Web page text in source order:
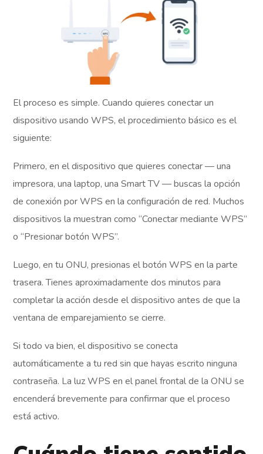
El proceso es simple. Cuando quieres conectar un
dispositivo usando WPS, el procedimiento básico es el
siguiente:
Primero, en el dispositivo que quieres conectar — una
impresora, una laptop, una Smart TV — buscas la opción
de conexión por WPS en la configuración de red. Muchos
dispositivos la muestran como “Conectar mediante WPS”
o “Presionar botón WPS”.
Luego, en tu ONU, presionas el botón WPS en la parte
trasera. Tienes aproximadamente dos minutos para
completar la acción desde el dispositivo antes de que la
ventana de emparejamiento se cierre.
Si todo va bien, el dispositivo se conecta
automáticamente a tu red sin que hayas escrito ninguna
contraseña. La luz WPS en el panel frontal de la ONU se
encenderá brevemente para confirmar que el proceso
está activo.